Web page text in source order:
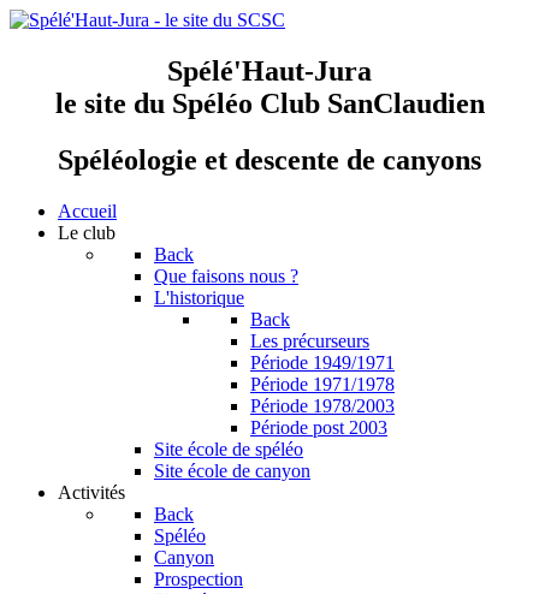
Spélé'Haut-Jura
le site du Spéléo Club SanClaudien
Spéléologie et descente de canyons
Accueil
Le club
Back
Que faisons nous ?
L'historique
Back
Les précurseurs
Période 1949/1971
Période 1971/1978
Période 1978/2003
Période post 2003
Site école de spéléo
Site école de canyon
Activités
Back
Spéléo
Canyon
Prospection